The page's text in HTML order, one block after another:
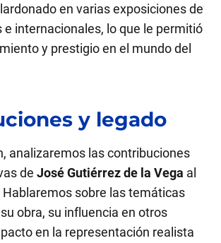
en varias exposiciones de
e internacionales, lo que le permitió
y prestigio en el mundo del
y legado
analizaremos las contribuciones
de José Gutiérrez de la Vega al
sobre las temáticas
obra, su influencia en otros
en la representación realista